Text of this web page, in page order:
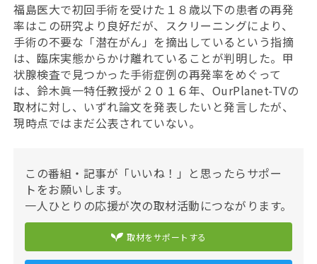
福島医大で初回手術を受けた１８歳以下の患者の再発
率はこの研究より良好だが、スクリーニングにより、
手術の不要な「潜在がん」を摘出しているという指摘
は、臨床実態からかけ離れていることが判明した。甲
状腺検査で見つかった手術症例の再発率をめぐって
は、鈴木眞一特任教授が２０１６年、OurPlanet-TVの
取材に対し、いずれ論文を発表したいと発言したが、
現時点ではまだ公表されていない。
この番組・記事が「いいね！」と思ったらサポー
トをお願いします。
一人ひとりの応援が次の取材活動につながります。
取材をサポートする